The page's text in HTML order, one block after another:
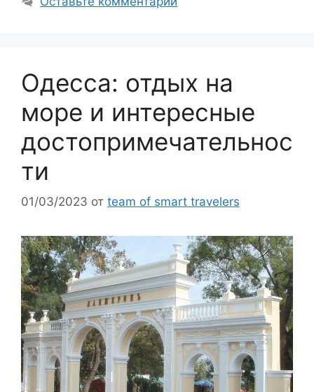
Одесса: отдых на
море и интересные
достопримечательнос
ти
01/03/2023 от team of smart travelers